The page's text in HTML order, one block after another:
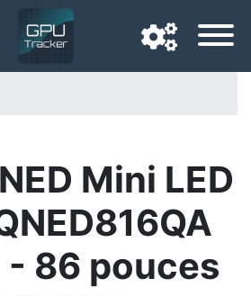
Mini LED
86 pouces